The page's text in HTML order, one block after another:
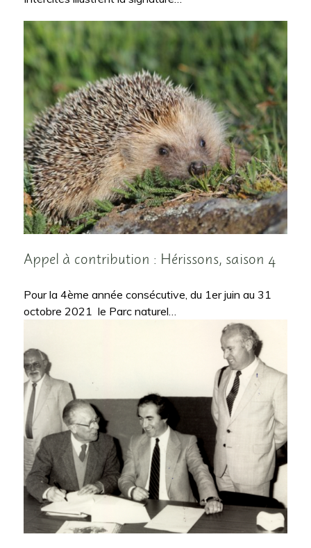
Appel à contribution : Hérissons, saison 4
Pour la 4ème année consécutive, du 1er juin au 31
octobre 2021 le Parc naturel…